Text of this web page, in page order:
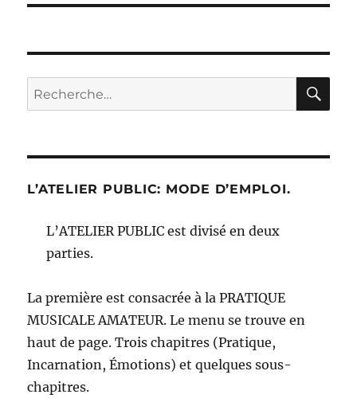
Recherche
pour :
L’ATELIER PUBLIC: MODE D’EMPLOI.
L’ATELIER PUBLIC est divisé en deux
parties.
La première est consacrée à la PRATIQUE
MUSICALE AMATEUR. Le menu se trouve en
haut de page. Trois chapitres (Pratique,
Incarnation, Émotions) et quelques sous-
chapitres.